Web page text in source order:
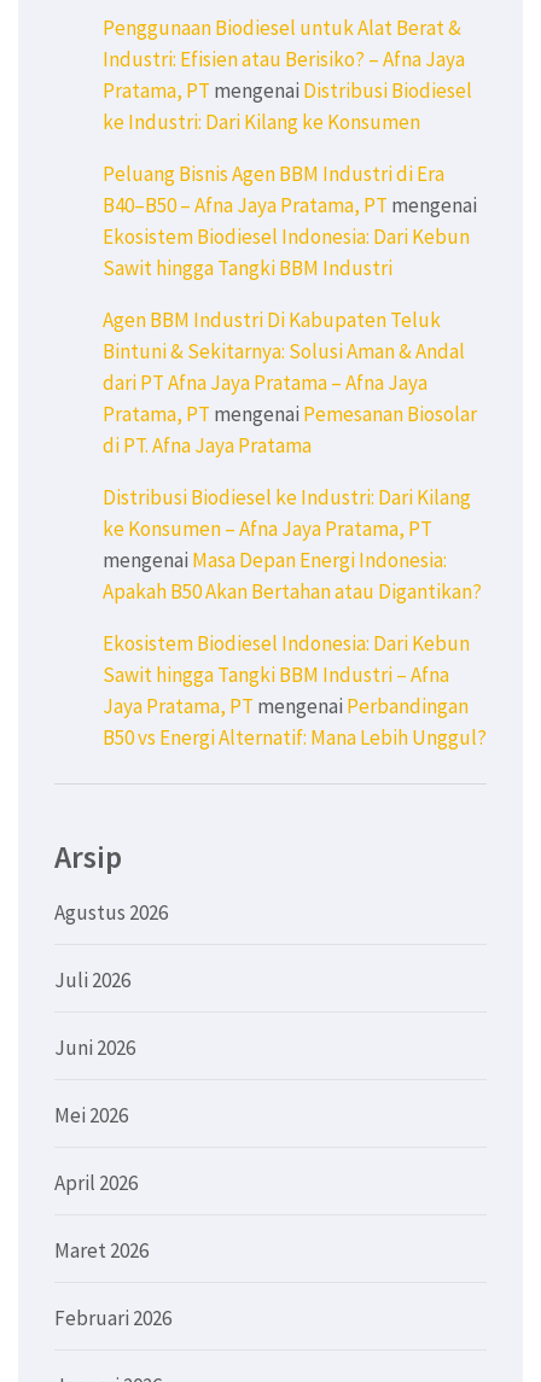
Penggunaan Biodiesel untuk Alat Berat &
Industri: Efisien atau Berisiko? – Afna Jaya
Pratama, PT mengenai Distribusi Biodiesel
ke Industri: Dari Kilang ke Konsumen
Peluang Bisnis Agen BBM Industri di Era
B40–B50 – Afna Jaya Pratama, PT mengenai
Ekosistem Biodiesel Indonesia: Dari Kebun
Sawit hingga Tangki BBM Industri
Agen BBM Industri Di Kabupaten Teluk
Bintuni & Sekitarnya: Solusi Aman & Andal
dari PT Afna Jaya Pratama – Afna Jaya
Pratama, PT mengenai Pemesanan Biosolar
di PT. Afna Jaya Pratama
Distribusi Biodiesel ke Industri: Dari Kilang
ke Konsumen – Afna Jaya Pratama, PT
mengenai Masa Depan Energi Indonesia:
Apakah B50 Akan Bertahan atau Digantikan?
Ekosistem Biodiesel Indonesia: Dari Kebun
Sawit hingga Tangki BBM Industri – Afna
Jaya Pratama, PT mengenai Perbandingan
B50 vs Energi Alternatif: Mana Lebih Unggul?
Arsip
Agustus 2026
Juli 2026
Juni 2026
Mei 2026
April 2026
Maret 2026
Februari 2026